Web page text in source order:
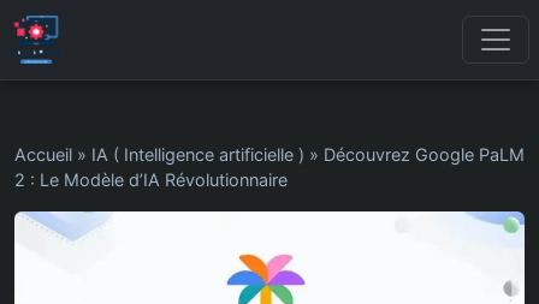
Accueil » IA ( Intelligence artificielle ) » Découvrez Google PaLM
2 : Le Modèle d’IA Révolutionnaire